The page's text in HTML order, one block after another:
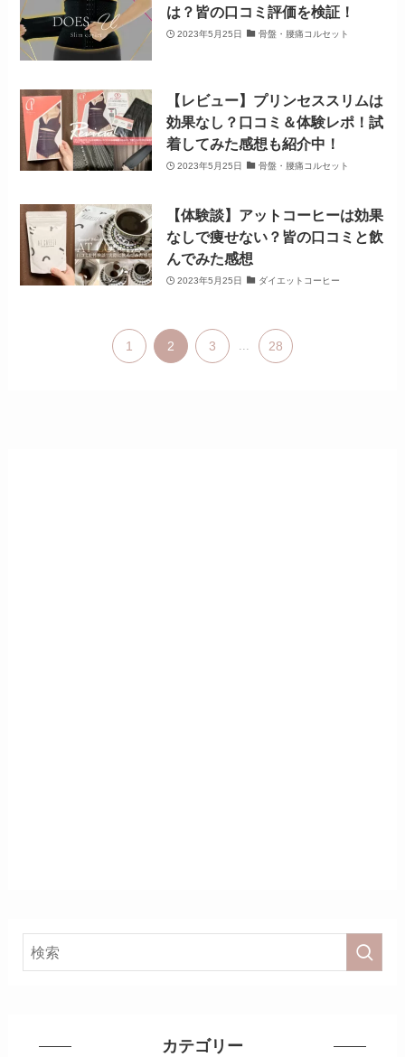
は？皆の口コミ評価を検証！
2023年5月25日 骨盤・腰痛コルセット
【レビュー】プリンセススリムは
効果なし？口コミ＆体験レポ！試
着してみた感想も紹介中！
2023年5月25日 骨盤・腰痛コルセット
【体験談】アットコーヒーは効果
なしで痩せない？皆の口コミと飲
んでみた感想
2023年5月25日 ダイエットコーヒー
1 2 3 28
カテゴリー